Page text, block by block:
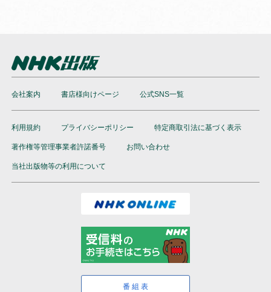
会社案内 書店様向けページ 公式SNS一覧
利用規約 プライバシーポリシー 特定商取引法に基づく表示
著作権等管理事業者許諾番号 お問い合わせ
当社出版物等の利用について
番組表